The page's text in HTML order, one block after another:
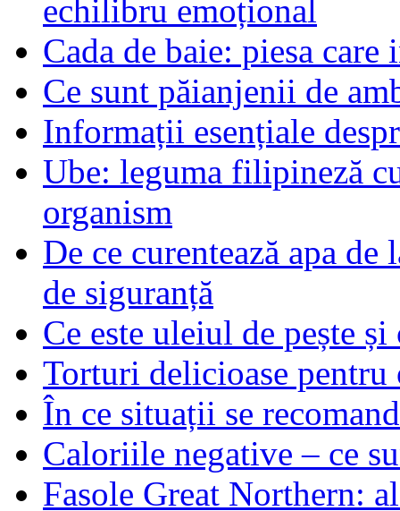
echilibru emoțional
Cada de baie: piesa
Ce sunt păianjenii de
Informații esențiale
Ube: leguma filipineză
organism
De ce curentează apa
de siguranță
Ce este uleiul de pește
Torturi delicioase pentru
În ce situații se
Caloriile negative – ce
Fasole Great Northern: